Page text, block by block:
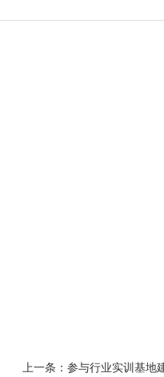
上一条： 参与行业实训基地